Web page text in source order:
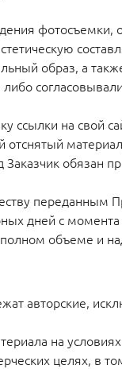
фотосъемки,
образ, а
ссылки на
обязан
дней с
полном объеме и
авторские,
на
целях, в